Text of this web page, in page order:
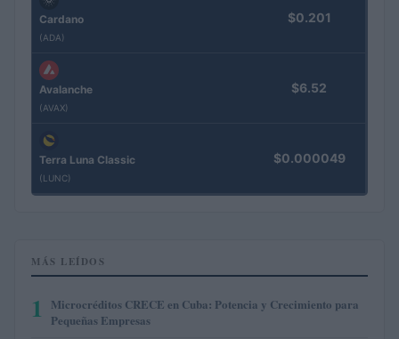
Cardano
(ADA)
$0.201
Avalanche
(AVAX)
$6.52
Terra Luna Classic
(LUNC)
$0.000049
MÁS LEÍDOS
1
Microcréditos CRECE en Cuba: Potencia y Crecimiento para
Pequeñas Empresas